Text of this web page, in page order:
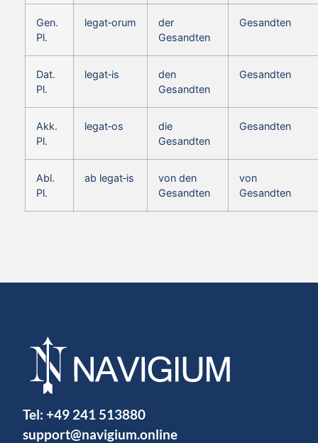
Gen.
Pl.
legat‑orum
der
Gesandten
Gesandten
Dat.
Pl.
legat‑is
den
Gesandten
Gesandten
Akk.
Pl.
legat‑os
die
Gesandten
Gesandten
Abl.
Pl.
ab legat‑is
von den
Gesandten
von
Gesandten
Tel: +49 241 513880
support@navigium.online